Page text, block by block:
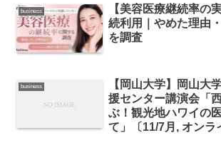
business
【美容医療継続率の
続利用｜やめた理由
を調査
business
【岡山大学】岡山大
援センター講演会「
ぶ！観光地ハワイの
て」〔11/7月, オンラ